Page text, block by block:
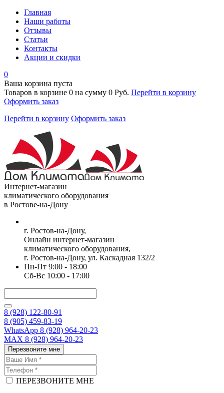
Главная
Наши работы
Отзывы
Статьи
Контакты
Акции и скидки
0
Ваша корзина пуста
Товаров в корзине 0 на сумму 0 Руб. Перейти в корзину
Оформить заказ
Перейти в корзину Оформить заказ
Интернет-магазин
климатического оборудования
в Ростове-на-Дону
г. Ростов-на-Дону,
Онлайн интернет-магазин
климатического оборудования,
г. Ростов-на-Дону, ул. Каскадная 132/2
Пн-Пт 9:00 - 18:00
Сб-Вс 10:00 - 17:00
8 (928) 122-80-91
8 (905) 459-83-19
WhatsApp 8 (928) 964-20-23
MAX 8 (928) 964-20-23
Перезвоните мне
ПЕРЕЗВОНИТЕ МНЕ